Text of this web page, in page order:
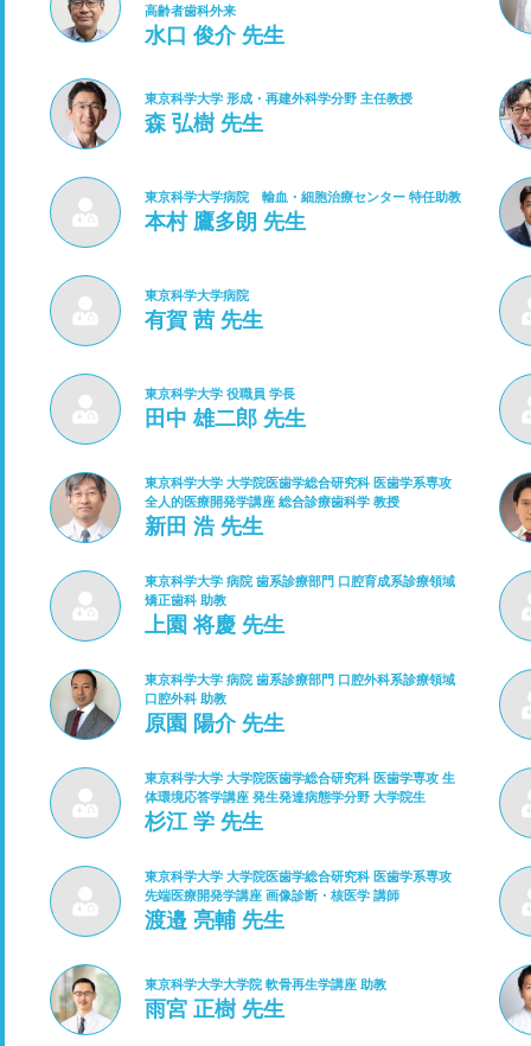
高齢者歯科外来
水口 俊介 先生
東京科学大学 形成・再建外科学分野 主任教授
森 弘樹 先生
東京科学大学病院 輸血・細胞治療センター 特任助教
本村 鷹多朗 先生
東京科学大学病院
有賀 茜 先生
東京科学大学 役職員 学長
田中 雄二郎 先生
東京科学大学 大学院医歯学総合研究科 医歯学系専攻
全人的医療開発学講座 総合診療歯科学 教授
新田 浩 先生
東京科学大学 病院 歯系診療部門 口腔育成系診療領域
矯正歯科 助教
上園 将慶 先生
東京科学大学 病院 歯系診療部門 口腔外科系診療領域
口腔外科 助教
原園 陽介 先生
東京科学大学 大学院医歯学総合研究科 医歯学専攻 生
体環境応答学講座 発生発達病態学分野 大学院生
杉江 学 先生
東京科学大学 大学院医歯学総合研究科 医歯学系専攻
先端医療開発学講座 画像診断・核医学 講師
渡邉 亮輔 先生
東京科学大学大学院 軟骨再生学講座 助教
雨宮 正樹 先生